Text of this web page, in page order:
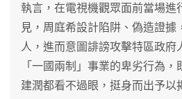
執言，在電視機觀眾面前當場進
見，周庭希設計陷阱、偽造證據
人，進而意圖誹謗攻擊特區政府
「一國兩制」事業的卑劣行為，
建潤都看不過眼，挺身而出予以